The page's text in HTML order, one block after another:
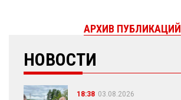
НОВОСТИ
18:38 03.08.2026
АРХИВ ПУБЛИКАЦИЙ